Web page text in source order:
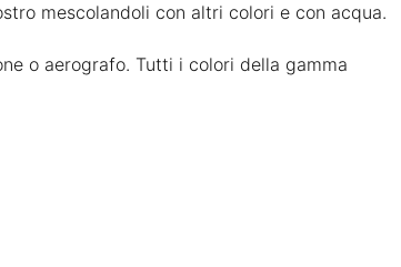
mescolandoli con altri colori e con acqua.
o aerografo. Tutti i colori della gamma